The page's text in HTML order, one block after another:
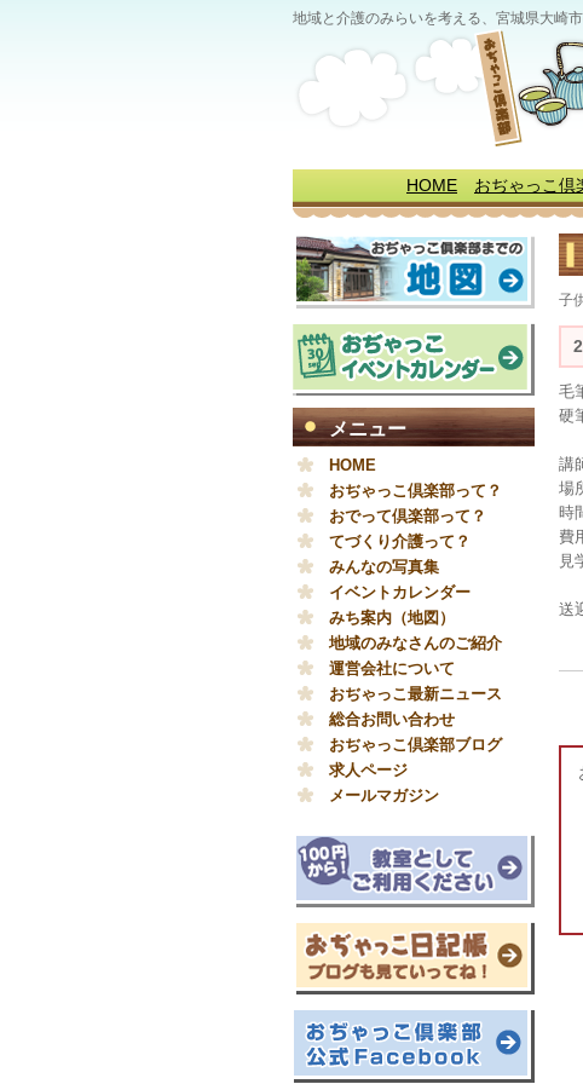
地域と介護のみらいを考える、宮城県大崎
HOME おぢゃっこ倶
子
毛
硬
講
場
時
費
見
送
メニュー
HOME
おぢゃっこ倶楽部って？
おでって倶楽部って？
てづくり介護って？
みんなの写真集
イベントカレンダー
みち案内（地図）
地域のみなさんのご紹介
運営会社について
おぢゃっこ最新ニュース
総合お問い合わせ
おぢゃっこ倶楽部ブログ
求人ページ
メールマガジン